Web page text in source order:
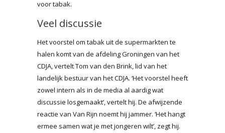
voor tabak.
Veel discussie
Het voorstel om tabak uit de supermarkten te
halen komt van de afdeling Groningen van het
CDJA, vertelt Tom van den Brink, lid van het
landelijk bestuur van het CDJA. ‘Het voorstel heeft
zowel intern als in de media al aardig wat
discussie losgemaakt’, vertelt hij. De afwijzende
reactie van Van Rijn noemt hij jammer. ‘Het hangt
ermee samen wat je met jongeren wilt’, zegt hij.